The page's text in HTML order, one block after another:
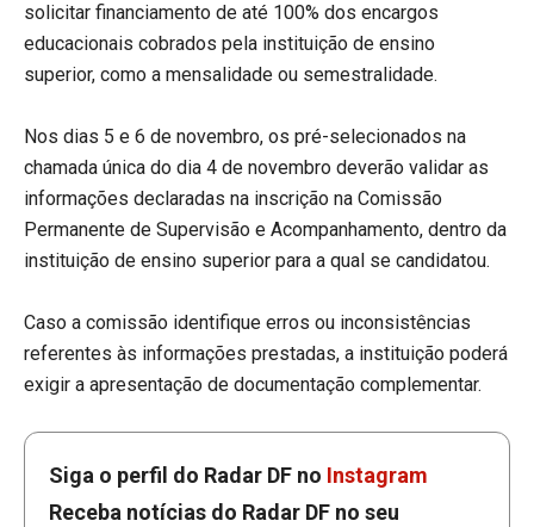
solicitar financiamento de até 100% dos encargos
educacionais cobrados pela instituição de ensino
superior, como a mensalidade ou semestralidade.
Nos dias 5 e 6 de novembro, os pré-selecionados na
chamada única do dia 4 de novembro deverão validar as
informações declaradas na inscrição na Comissão
Permanente de Supervisão e Acompanhamento, dentro da
instituição de ensino superior para a qual se candidatou.
Caso a comissão identifique erros ou inconsistências
referentes às informações prestadas, a instituição poderá
exigir a apresentação de documentação complementar.
Siga o perfil do Radar DF no Instagram
Receba notícias do Radar DF no seu